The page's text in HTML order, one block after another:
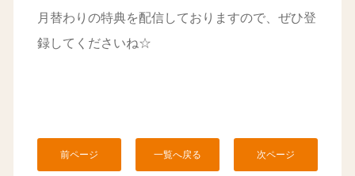
月替わりの特典を配信しておりますので、ぜひ登
録してくださいね☆
前ページ 一覧へ戻る 次ページ